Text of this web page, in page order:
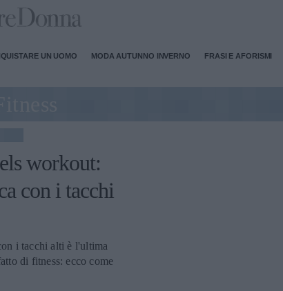
UN UOMO MODA AUTUNNO INVERNO FRASI E AFORISMI
workout:
con i tacchi
i tacchi alti è l'ultima
di fitness: ecco come